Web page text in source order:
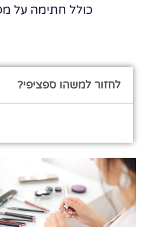
כולל חתימה על
לחזור למשהו ספציפי?